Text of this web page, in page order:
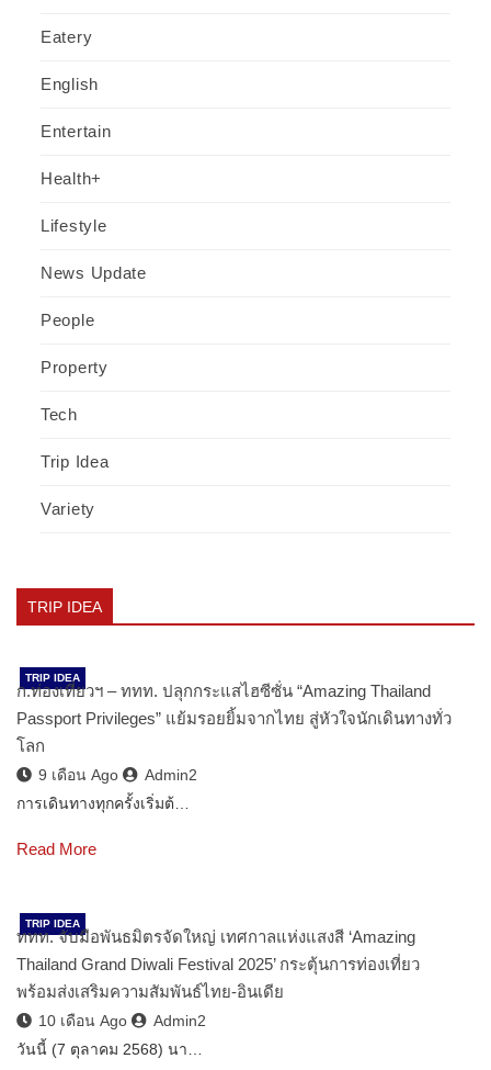
Eatery
English
Entertain
Health+
Lifestyle
News Update
People
Property
Tech
Trip Idea
Variety
TRIP IDEA
TRIP IDEA
ก.ท่องเที่ยวฯ – ททท. ปลุกกระแสไฮซีซั่น “Amazing Thailand
Passport Privileges” แย้มรอยยิ้มจากไทย สู่หัวใจนักเดินทางทั่ว
โลก
9 เดือน Ago
Admin2
การเดินทางทุกครั้งเริ่มต้…
Read More
TRIP IDEA
ททท. จับมือพันธมิตรจัดใหญ่ เทศกาลแห่งแสงสี ‘Amazing
Thailand Grand Diwali Festival 2025’ กระตุ้นการท่องเที่ยว
พร้อมส่งเสริมความสัมพันธ์ไทย-อินเดีย
10 เดือน Ago
Admin2
วันนี้ (7 ตุลาคม 2568) นา…